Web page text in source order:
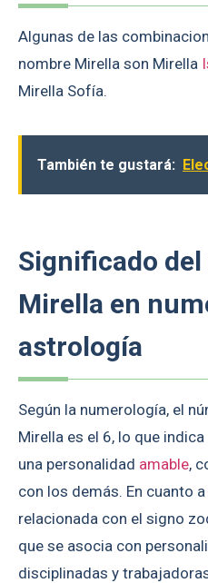
Algunas de las
nombre Mirella son Mirella
Mirella Sofía.
También te gustará:
Significado
Mirella en
astrología
Según la numerología, el
Mirella es el 6, lo que
una personalidad amable,
con los demás. En cuanto
relacionada con el signo
que se asocia con
disciplinadas y